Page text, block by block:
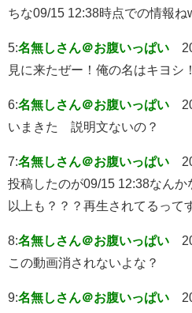
ちな09/15 12:38時点での情報ね
5:名無しさん＠お腹いっぱい
見に来たぜー！俺の名はキヨシ
6:名無しさん＠お腹いっぱい
いまきた 説明文ないの？
7:名無しさん＠お腹いっぱい
投稿したのが09/15 12:38なん
以上も？？？再生されてるって
8:名無しさん＠お腹いっぱい
この動画消されないよな？
9:名無しさん＠お腹いっぱい